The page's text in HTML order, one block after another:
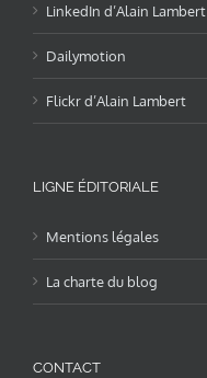
LinkedIn d’Alain Lambert
Dailymotion
Flickr d’Alain Lambert
LIGNE ÉDITORIALE
Mentions légales
La charte du blog
CONTACT